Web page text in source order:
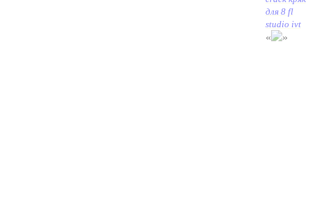
для 8 fl
studio ivt